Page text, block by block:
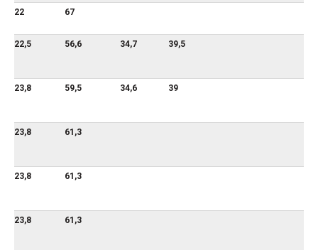
22 67
22,5 56,6 34,7 39,5
23,8 59,5 34,6 39
23,8 61,3
23,8 61,3
23,8 61,3